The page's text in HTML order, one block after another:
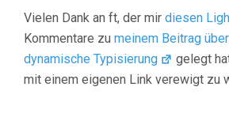
Vielen Dank an ft, der mir diesen
Kommentare zu meinem Beitrag
dynamische Typisierung
gelegt
mit einem eigenen Link verewigt zu